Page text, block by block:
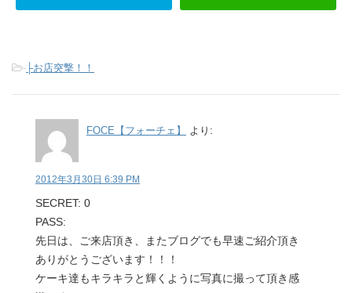
- ├お店突撃！！
FOCE【フォーチェ】 より:
2012年3月30日 6:39 PM
SECRET: 0
PASS:
先日は、ご来店頂き、またブログでも早速ご紹介頂き
ありがとうございます！！！
ケーキ達もキラキラと輝くように写真に撮って頂き感